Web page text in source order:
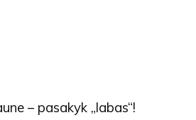
– pasakyk „labas“!